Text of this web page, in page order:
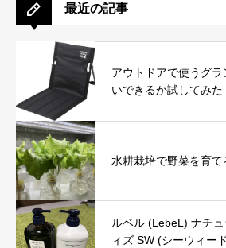
最近の記事
アウトドアで使うグ
いできるか試してみた
水耕栽培で野菜を育て
ルベル (LebeL) ナチ
ィズ SW (シーウィー